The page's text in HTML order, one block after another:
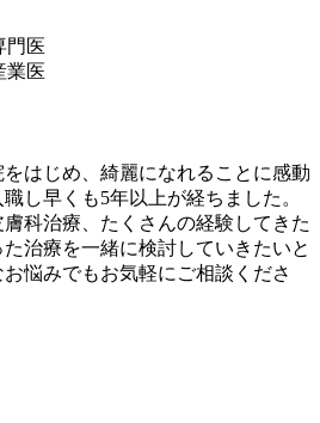
門医
業医
はじめ、綺麗になれることに感動
し早くも5年以上が経ちました。
科治療、たくさんの経験してきた
治療を一緒に検討していきたいと
悩みでもお気軽にご相談くださ